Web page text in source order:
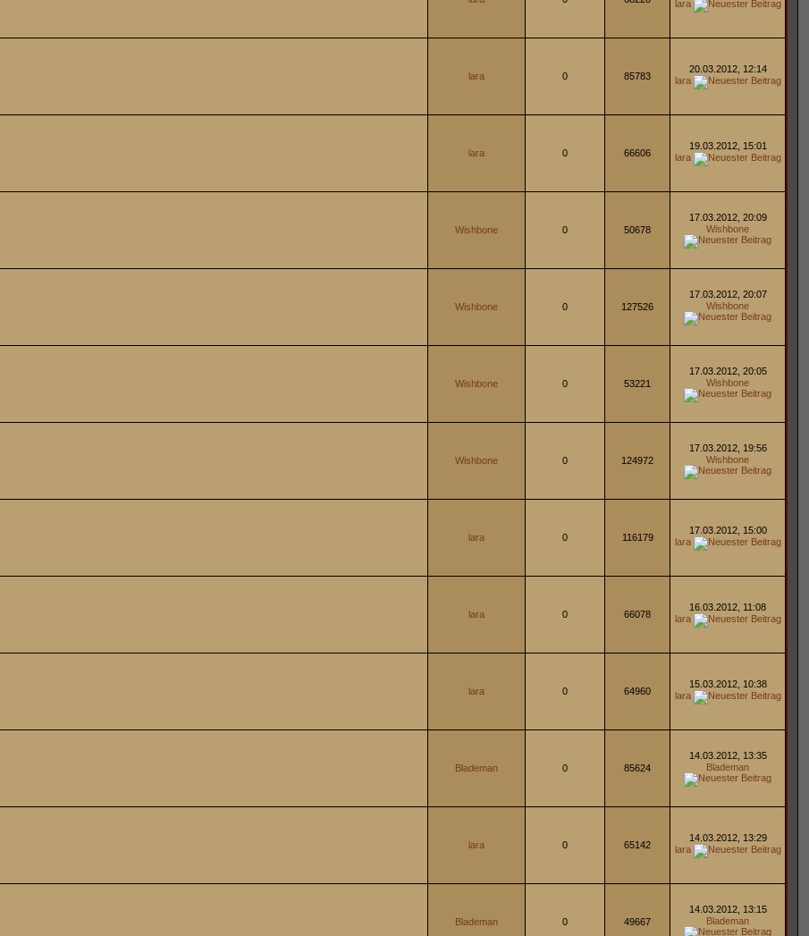
lara
lara 0 85783
20.03.2012, 12:14
lara
lara 0 66606
19.03.2012, 15:01
lara
Wishbone 0 50678
17.03.2012, 20:09
Wishbone
Wishbone 0 127526
17.03.2012, 20:07
Wishbone
Wishbone 0 53221
17.03.2012, 20:05
Wishbone
Wishbone 0 124972
17.03.2012, 19:56
Wishbone
lara 0 116179
17.03.2012, 15:00
lara
lara 0 66078
16.03.2012, 11:08
lara
lara 0 64960
15.03.2012, 10:38
lara
Blademan 0 85624
14.03.2012, 13:35
Blademan
lara 0 65142
14.03.2012, 13:29
lara
Blademan 0 49667
14.03.2012, 13:15
Blademan